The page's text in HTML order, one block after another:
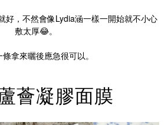
好，不然會像Lydia涵一樣一開始就不小心
敷太厚😂。
拿來曬後應急很可以。
薈凝膠面膜